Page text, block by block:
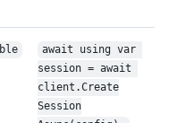
await using var
session = await
client.Create
Session